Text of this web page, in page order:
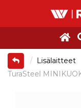
Lisälaitteet
TuraSteel